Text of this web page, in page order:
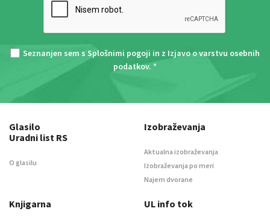
Seznanjen sem s Splošnimi pogoji in z Izjavo o varstvu osebnih
podatkov. *
Glasilo
Uradni list RS
O glasilu
Izobraževanja
Aktualna izobraževanja
Izobraževanja po meri
Najem dvorane
Knjigarna UL info tok